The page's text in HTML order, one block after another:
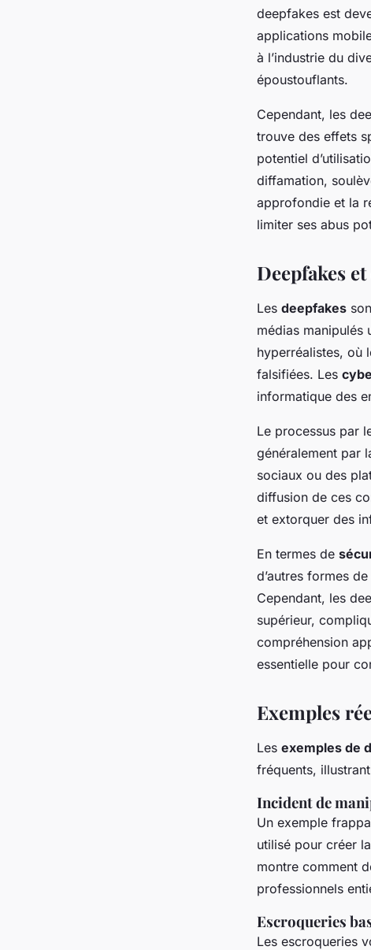
deepfakes est
applications
à l’industrie du
époustouflants.
Cependant, les
trouve des effets
potentiel
diffamation,
approfondie et la
limiter ses abus
Deepfakes
Les deepfakes
médias manipulés
hyperréalistes, où
falsifiées. Les
informatique des
Le processus par
généralement par
sociaux ou des
diffusion de ces
et extorquer des
En termes de
d’autres formes
Cependant, les
supérieur,
compréhension
essentielle pour
Exemples
Les exemples de
fréquents,
Incident de
Un exemple
utilisé pour créer
montre comment
professionnels
Escroqueries
Les escroqueries